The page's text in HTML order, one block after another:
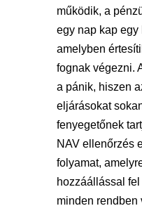
működik, a
egy nap kap egy
amelyben
fognak végezni.
a pánik, hiszen
eljárásokat
fenyegetőnek
NAV ellenőrzés
folyamat,
hozzáállással
minden rendben